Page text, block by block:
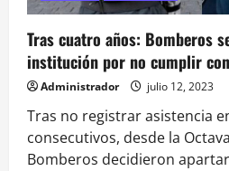
Tras cuatro años: Bomberos
institución por no cumplir
Administrador julio 12, 2023
Tras no registrar asistencia
consecutivos, desde la
Bomberos decidieron